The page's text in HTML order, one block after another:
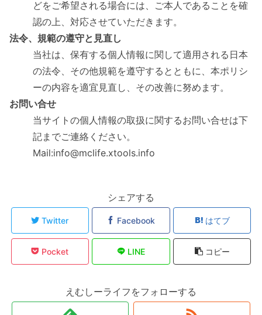
どをご希望される場合には、ご本人であることを確
認の上、対応させていただきます。
法令、規範の遵守と見直し
当社は、保有する個人情報に関して適用される日本
の法令、その他規範を遵守するとともに、本ポリシ
ーの内容を適宜見直し、その改善に努めます。
お問い合せ
当サイトの個人情報の取扱に関するお問い合せは下
記までご連絡ください。
Mail:info@mclife.xtools.info
シェアする
Twitter Facebook はてブ
Pocket LINE コピー
えむしーライフをフォローする